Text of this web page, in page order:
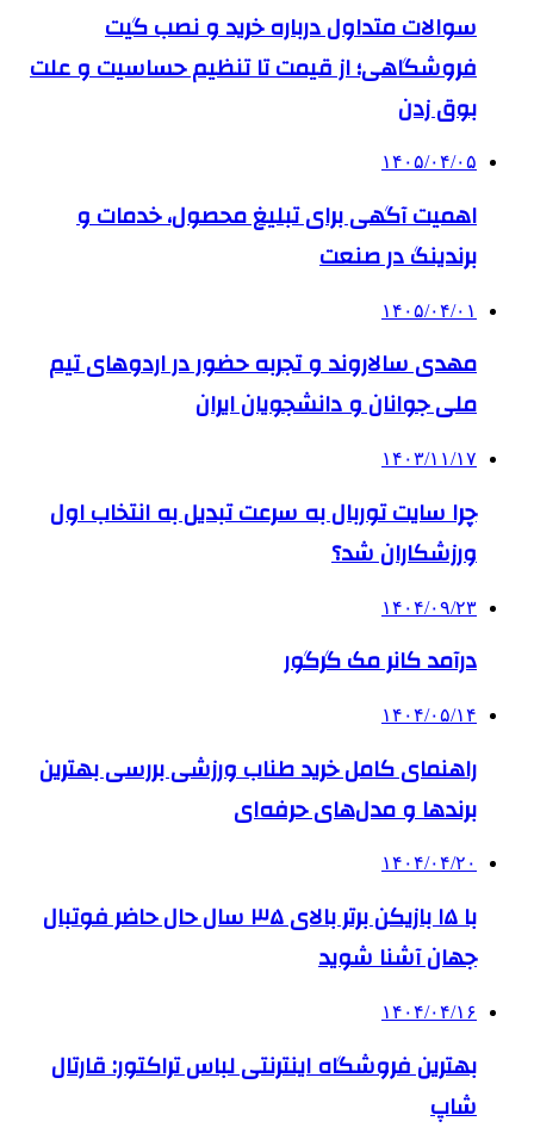
سوالات متداول درباره خرید و نصب گیت
فروشگاهی؛ از قیمت تا تنظیم حساسیت و علت
بوق زدن
۱۴۰۵/۰۴/۰۵
اهمیت آگهی برای تبلیغ محصول، خدمات و
برندینگ در صنعت
۱۴۰۵/۰۴/۰۱
مهدی سالاروند و تجربه حضور در اردوهای تیم
ملی جوانان و دانشجویان ایران
۱۴۰۳/۱۱/۱۷
چرا سایت توربال به ‌سرعت تبدیل به انتخاب اول
ورزشکاران شد؟
۱۴۰۴/۰۹/۲۳
درآمد کانر مک گرگور
۱۴۰۴/۰۵/۱۴
راهنمای کامل خرید طناب ورزشی بررسی بهترین
برندها و مدل‌های حرفه‌ای
۱۴۰۴/۰۴/۲۰
با ۱۵ بازیکن برتر بالای ۳۵ سال حال حاضر فوتبال
جهان آشنا شوید
۱۴۰۴/۰۴/۱۶
بهترین فروشگاه اینترنتی لباس تراکتور: قارتال
شاپ